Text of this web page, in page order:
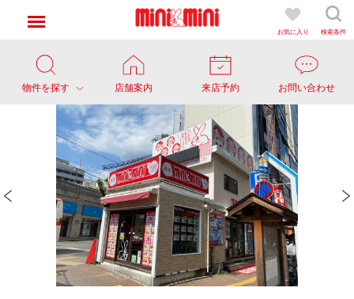
お気に入り 検索条件
物件を探す 店舗案内 来店予約 お問い合わせ